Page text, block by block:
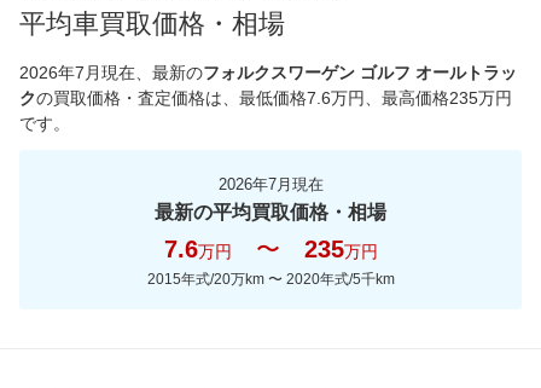
平均車買取価格・相場
2026年7月現在 、最新のフォルクスワーゲン ゴルフ オールトラッ
クの買取価格・査定価格は、最低価格7.6万円、最高価格235万円
です。
2026年7月現在
最新の平均買取価格・相場
7.6万円 〜 235万円
2015年式/20万km 〜 2020年式/5千km